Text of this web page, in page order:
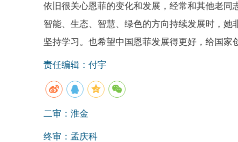
依旧很关心恩菲的变化和发展，经常和其他老同
智能、生态、智慧、绿色的方向持续发展时，她
坚持学习。也希望中国恩菲发展得更好，给国家
责任编辑：付宇
二审：淮金
终审：孟庆科